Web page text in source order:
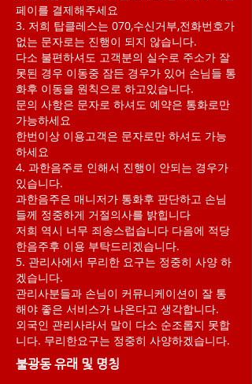
페이를 결제해주세요
3. 저희 탑클레스는 070,수신거부,전화번호가
없는 문자로는 진행이 되지 않습니다.
다소 불편하셔도 고객분의 실수로 주소가 잘
못된 경우 이동중 잠든 경우가 있어 손님들 통
화후 이동을 원칙으로 하고있습니다.
문의 사항은 문자로 하셔도 예약은 통화로만
가능하세요
한번이상 이용고객은 문자로만 하셔도 가능
하세요
4. 과한음주로 인해서 진행이 안되는 경우가
있습니다.
과한음주은 매니저가 통화후 판단하고 손님
들께 정중하게 거절의사를 밝힙니다
저희 역시 너무 죄송스럽습니다 다음에 적당
한음주후 이용 부탁드리겠습니다.
5. 관리사에서 무리한 요구는 정중히 사양 하
겠습니다.
관리사분들과 손님이 커뮤니케이션이 잘 통
해야 좋은 서비스가 나온다고 생각합니다.
​외국인 관리사라서 말이 다소 순조롭지 못합
니다. 무리한요구는 정중히 사양하겠습니다.
불광동 유래 및 명칭